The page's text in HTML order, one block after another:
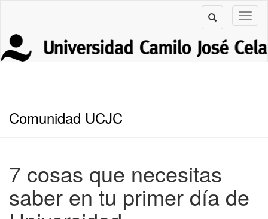
Comunidad UCJC
7 cosas que necesitas
saber en tu primer día de